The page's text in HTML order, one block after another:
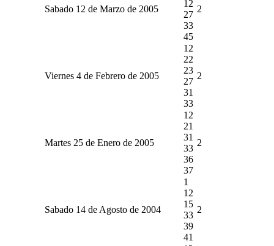
Sabado 12 de Marzo de 2005
12
27
33
45
2
Viernes 4 de Febrero de 2005
12
22
23
27
31
33
2
Martes 25 de Enero de 2005
12
21
31
33
36
37
2
Sabado 14 de Agosto de 2004
1
12
15
33
39
41
2